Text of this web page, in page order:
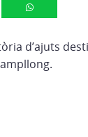
d’ajuts